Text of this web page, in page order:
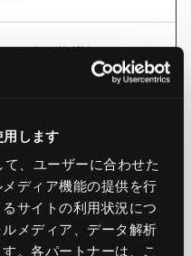
します
、ユーザーに合わせた
ディア機能の提供を行
サイトの利用状況につ
メディア、データ解析
。各パートナーは、こ
し、解消への道筋を立てる
で非効率なSQL実行